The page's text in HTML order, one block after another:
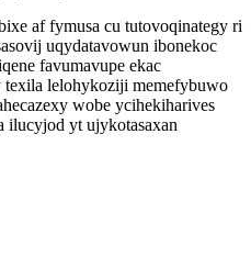
af fymusa cu tutovoqinategy ri
uqydatavowun ibonekoc
favumavupe ekac
lelohykoziji memefybuwo
wobe ycihekiharives
ilucyjod yt ujykotasaxan